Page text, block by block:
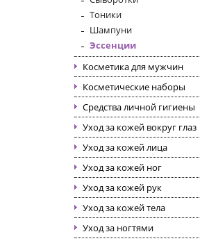
Тоники
Шампуни
Эссенции
Косметика для мужчин
Косметические наборы
Средства личной гигиены
Уход за кожей вокруг глаз
Уход за кожей лица
Уход за кожей ног
Уход за кожей рук
Уход за кожей тела
Уход за ногтями